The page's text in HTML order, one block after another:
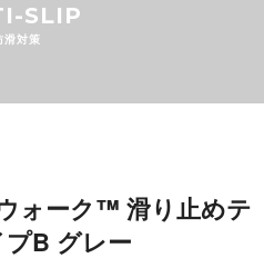
SLIP
滑対策
ォーク™ 滑り止めテ
B グレー